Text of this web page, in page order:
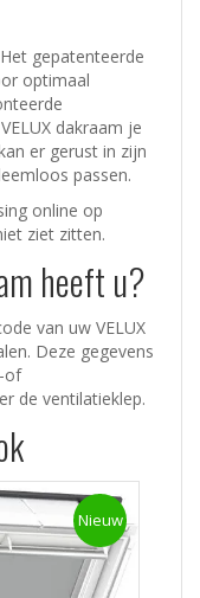
gepatenteerde
optimaal
dakraam je
er gerust in zijn
passen.
online op
ziet zitten.
heeft u?
van uw VELUX
Deze gegevens
of
de ventilatieklep.
Nieuw